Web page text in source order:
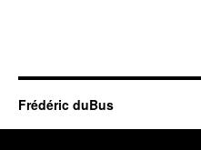
Frédéric duBus